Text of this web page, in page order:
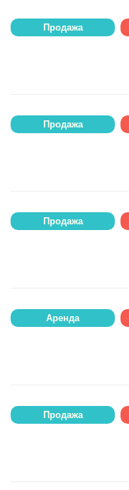
Продажа
Продажа
Продажа
Аренда
Продажа